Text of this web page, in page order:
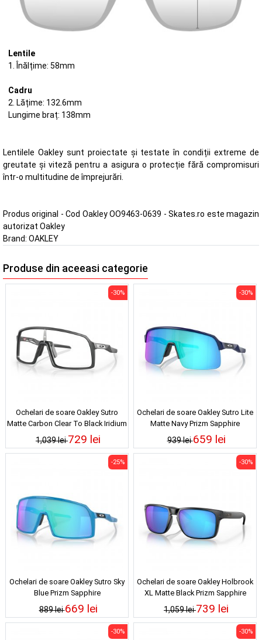
Lentile
1. Înălțime: 58mm
Cadru
2. Lățime: 132.6mm
Lungime braț: 138mm
Lentilele Oakley sunt proiectate și testate în condiții extreme de
greutate și viteză pentru a asigura o protecție fără compromisuri
într-o multitudine de împrejurări.
Produs original - Cod Oakley OO9463-0639 - Skates.ro este magazin
autorizat Oakley
Brand: OAKLEY
Produse din aceeasi categorie
Ochelari de soare Oakley Sutro
Matte Carbon Clear To Black Iridium
Photochromic
1,039 lei
-30%
729 lei
Ochelari de soare Oakley Sutro Lite
Matte Navy Prizm Sapphire
939 lei
-30%
659 lei
Ochelari de soare Oakley Sutro Sky
Blue Prizm Sapphire
889 lei
-25%
669 lei
Ochelari de soare Oakley Holbrook
XL Matte Black Prizm Sapphire
Polarized
1,059 lei
-30%
739 lei
-30% -30%